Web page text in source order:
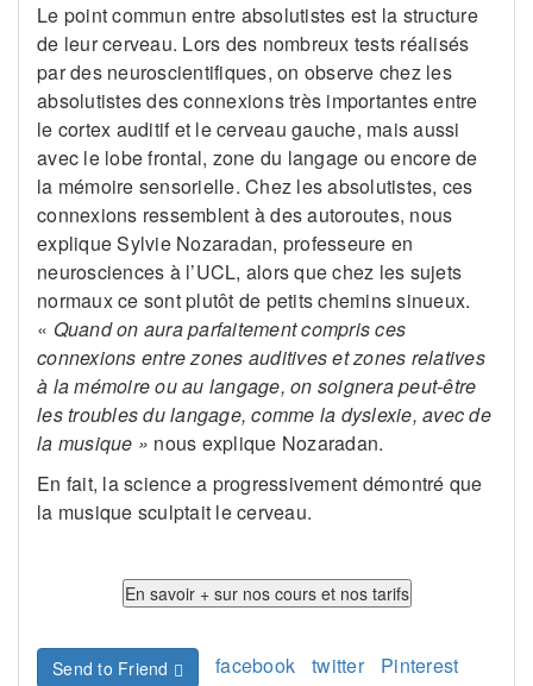
Le point commun entre absolutistes est la structure
de leur cerveau. Lors des nombreux tests réalisés
par des neuroscientifiques, on observe chez les
absolutistes des connexions très importantes entre
le cortex auditif et le cerveau gauche, mais aussi
avec le lobe frontal, zone du langage ou encore de
la mémoire sensorielle. Chez les absolutistes, ces
connexions ressemblent à des autoroutes, nous
explique Sylvie Nozaradan, professeure en
neurosciences à l’UCL, alors que chez les sujets
normaux ce sont plutôt de petits chemins sinueux.
« Quand on aura parfaitement compris ces
connexions entre zones auditives et zones relatives
à la mémoire ou au langage, on soignera peut-être
les troubles du langage, comme la dyslexie, avec de
la musique » nous explique Nozaradan.
En fait, la science a progressivement démontré que
la musique sculptait le cerveau.
Send to Friend facebook twitter
Pinterest